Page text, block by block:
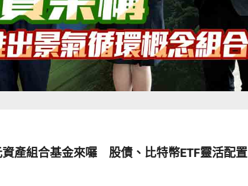
產組合基金來囉 股債、比特幣ETF靈活配置